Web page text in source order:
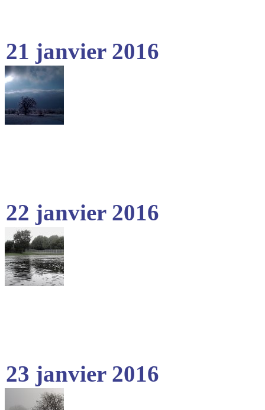
21 janvier 2016
22 janvier 2016
23 janvier 2016